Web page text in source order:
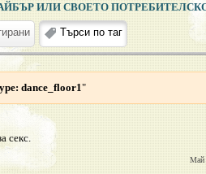
ИЛИ СВОЕТО
Търси по таг
dance_floor1"
секс.
Май